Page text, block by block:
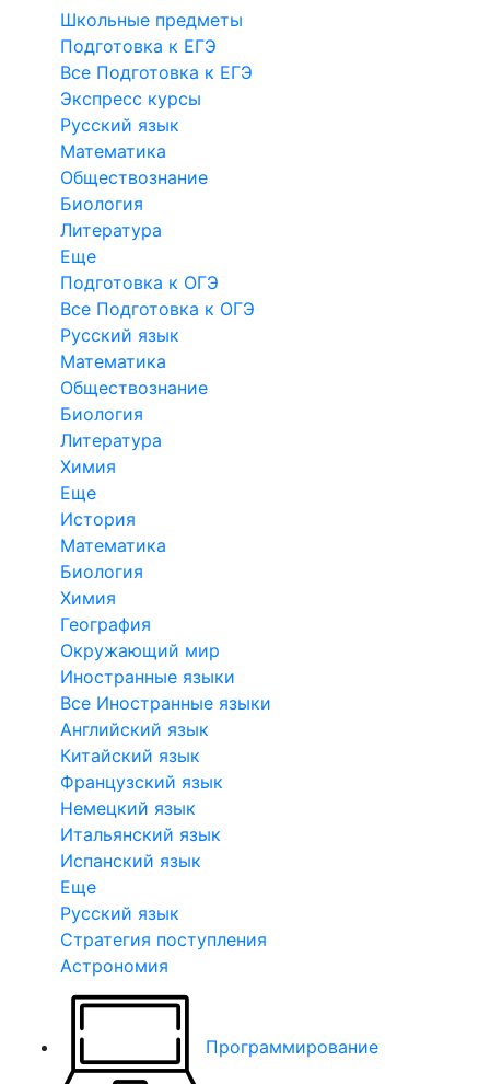
Школьные предметы
Подготовка к ЕГЭ
Все Подготовка к ЕГЭ
Экспресс курсы
Русский язык
Математика
Обществознание
Биология
Литература
Еще
Подготовка к ОГЭ
Все Подготовка к ОГЭ
Русский язык
Математика
Обществознание
Биология
Литература
Химия
Еще
История
Математика
Биология
Химия
География
Окружающий мир
Иностранные языки
Все Иностранные языки
Английский язык
Китайский язык
Французский язык
Немецкий язык
Итальянский язык
Испанский язык
Еще
Русский язык
Стратегия поступления
Астрономия
Программирование